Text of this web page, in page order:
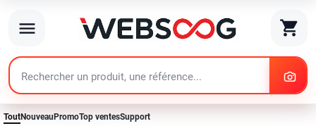
menu shopping_cart
search
ToutNouveau PromoTop ventesSupport